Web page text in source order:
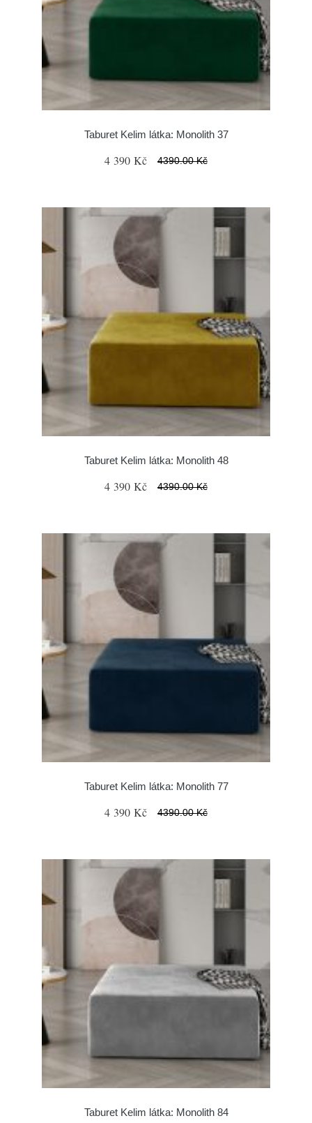
Taburet Kelim látka: Monolith 37
4 390 Kč 4390.00 Kč
Taburet Kelim látka: Monolith 48
4 390 Kč 4390.00 Kč
Taburet Kelim látka: Monolith 77
4 390 Kč 4390.00 Kč
Taburet Kelim látka: Monolith 84